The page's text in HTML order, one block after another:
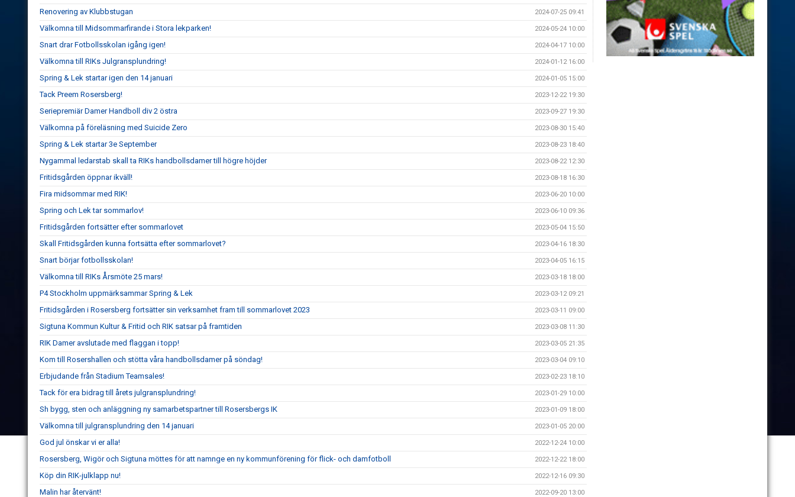
Renovering av Klubbstugan 2024-07-25 09:41
Välkomna till Midsommarfirande i Stora lekparken! 2024-05-24 10:00
Snart drar Fotbollsskolan igång igen! 2024-04-17 10:00
Välkomna till RIKs Julgransplundring! 2024-01-12 16:00
Spring & Lek startar igen den 14 januari 2024-01-05 15:00
Tack Preem Rosersberg! 2023-12-22 19:30
Seriepremiär Damer Handboll div 2 östra 2023-09-27 19:30
Välkomna på föreläsning med Suicide Zero 2023-08-30 15:40
Spring & Lek startar 3e September 2023-08-23 18:40
Nygammal ledarstab skall ta RIKs handbollsdamer till högre höjder 2023-08-22 12:30
Fritidsgården öppnar ikväll! 2023-08-18 16:30
Fira midsommar med RIK! 2023-06-20 10:00
Spring och Lek tar sommarlov! 2023-06-10 09:36
Fritidsgården fortsätter efter sommarlovet 2023-05-04 15:50
Skall Fritidsgården kunna fortsätta efter sommarlovet? 2023-04-16 18:30
Snart börjar fotbollsskolan! 2023-04-05 16:15
Välkomna till RIKs Årsmöte 25 mars! 2023-03-18 18:00
P4 Stockholm uppmärksammar Spring & Lek 2023-03-12 09:21
Fritidsgården i Rosersberg fortsätter sin verksamhet fram till sommarlovet 2023 2023-03-11 09:00
Sigtuna Kommun Kultur & Fritid och RIK satsar på framtiden 2023-03-08 11:30
RIK Damer avslutade med flaggan i topp! 2023-03-05 21:35
Kom till Rosershallen och stötta våra handbollsdamer på söndag! 2023-03-04 09:10
Erbjudande från Stadium Teamsales! 2023-02-23 18:10
Tack för era bidrag till årets julgransplundring! 2023-01-29 10:00
Sh bygg, sten och anläggning ny samarbetspartner till Rosersbergs IK 2023-01-09 18:00
Välkomna till julgransplundring den 14 januari 2023-01-05 20:00
God jul önskar vi er alla! 2022-12-24 10:00
Rosersberg, Wigör och Sigtuna möttes för att namnge en ny kommunförening för flick- och damfotboll 2022-12-22 18:00
Köp din RIK-julklapp nu! 2022-12-16 09:30
Malin har återvänt! 2022-09-20 13:00